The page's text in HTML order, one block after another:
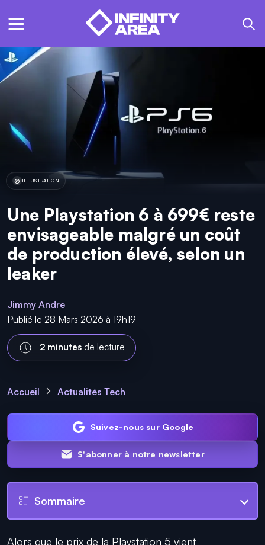
ILLUSTRATION
Une Playstation 6 à 699€ reste
envisageable malgré un coût
de production élevé, selon un
leaker
Jimmy Andre
Publié le 28 Mars 2026 à 19h19
2 minutes de lecture
Accueil Actualités Tech
Suivez-nous sur Google
S'abonner à notre newsletter
Sommaire
Alors que le prix de la Playstation 5 vient